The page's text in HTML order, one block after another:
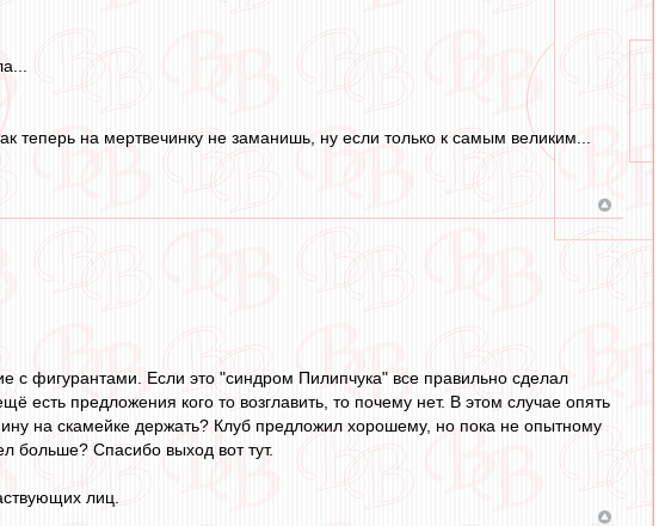
теперь на мертвечинку не заманишь, ну если только к самым великим...
фигурантами. Если это "синдром Пилипчука" все правильно сделал
предложения кого то возглавить, то почему нет. В этом случае опять
на скамейке держать? Клуб предложил хорошему, но пока не опытному
больше? Спасибо выход вот тут.
лиц.